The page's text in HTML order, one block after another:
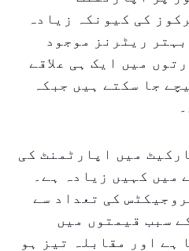
کی کیونکہ زیادہ
ریٹرنز موجود
میں ایک ہی علاقے
جا سکتے ہیں جبکہ
میں اپارٹمنٹ کی
میں کہیں زیادہ ہے۔
کی تعداد سے
سبب قیمتوں میں
ہے اور مقابلہ تیز ہو